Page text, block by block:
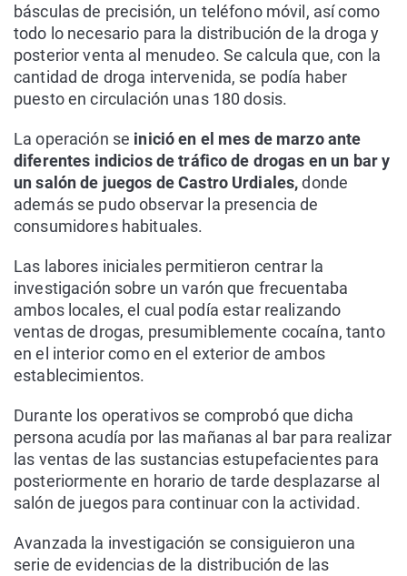
básculas de precisión, un teléfono móvil, así como
todo lo necesario para la distribución de la droga y
posterior venta al menudeo. Se calcula que, con la
cantidad de droga intervenida, se podía haber
puesto en circulación unas 180 dosis.
La operación se inició en el mes de marzo ante
diferentes indicios de tráfico de drogas en un bar y
un salón de juegos de Castro Urdiales,donde
además se pudo observar la presencia de
consumidores habituales.
Las labores iniciales permitieron centrar la
investigación sobre un varón que frecuentaba
ambos locales, el cual podía estar realizando
ventas de drogas, presumiblemente cocaína, tanto
en el interior como en el exterior de ambos
establecimientos.
Durante los operativos se comprobó que dicha
persona acudía por las mañanas al bar para realizar
las ventas de las sustancias estupefacientes para
posteriormente en horario de tarde desplazarse al
salón de juegos para continuar con la actividad.
Avanzada la investigación se consiguieron una
serie de evidencias de la distribución de las